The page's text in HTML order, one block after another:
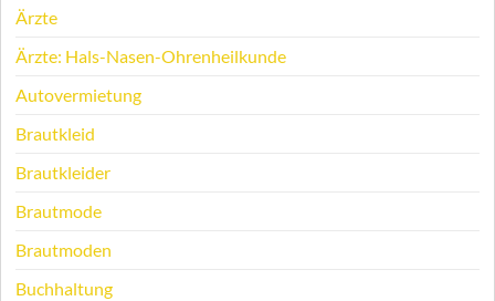
Ärzte
Ärzte: Hals-Nasen-Ohrenheilkunde
Autovermietung
Brautkleid
Brautkleider
Brautmode
Brautmoden
Buchhaltung